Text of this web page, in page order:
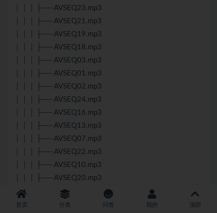
│ │ │ ├── AVSEQ23.mp3
│ │ │ ├── AVSEQ21.mp3
│ │ │ ├── AVSEQ19.mp3
│ │ │ ├── AVSEQ18.mp3
│ │ │ ├── AVSEQ03.mp3
│ │ │ ├── AVSEQ01.mp3
│ │ │ ├── AVSEQ02.mp3
│ │ │ ├── AVSEQ24.mp3
│ │ │ ├── AVSEQ16.mp3
│ │ │ ├── AVSEQ13.mp3
│ │ │ ├── AVSEQ07.mp3
│ │ │ ├── AVSEQ22.mp3
│ │ │ ├── AVSEQ10.mp3
│ │ │ ├── AVSEQ20.mp3
│ │ │ ├── AVSEQ09.mp3
│ │ │ ├── AVSEQ11.mp3
首页 分类 问答 我的 顶部